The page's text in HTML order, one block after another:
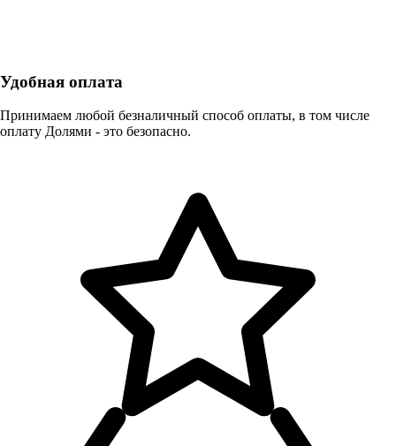
Удобная оплата
Принимаем любой безналичный способ оплаты, в том числе
оплату Долями - это безопасно.